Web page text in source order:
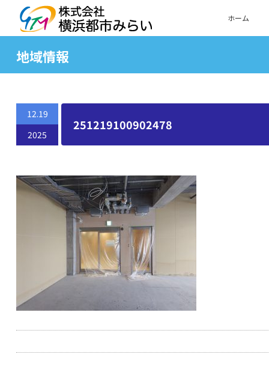
ホーム
地域情報
12.19
2025
251219100902478